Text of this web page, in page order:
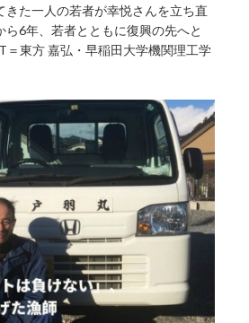
きた一人の若者が幸悦さんを立ち直
ら6年、若者とともに復興の先へと
＝東方 嘉弘・早稲田大学機関理工学